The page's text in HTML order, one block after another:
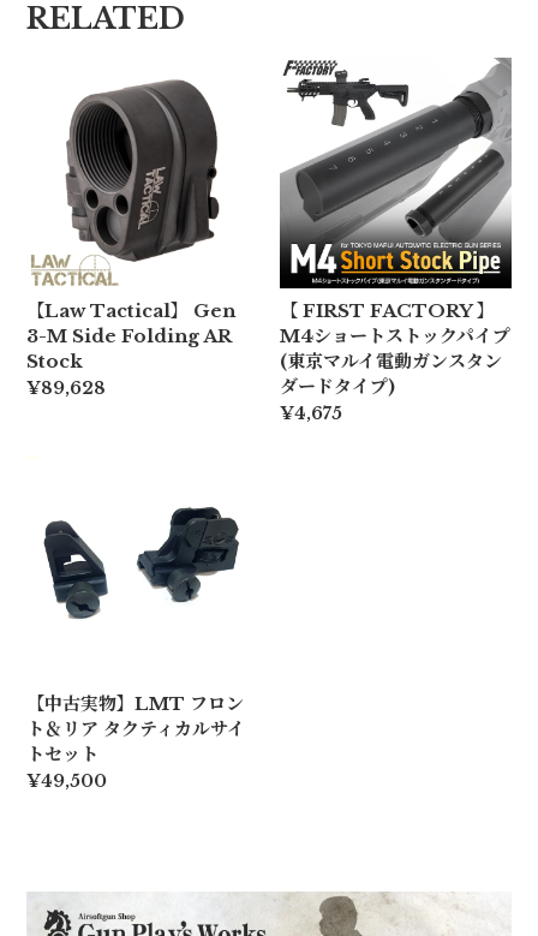
RELATED
【Law Tactical】 Gen
3-M Side Folding AR
Stock
¥89,628
【 FIRST FACTORY 】
M4ショートストックパイプ
(東京マルイ電動ガンスタン
ダードタイプ)
¥4,675
【中古実物】LMT フロン
ト＆リア タクティカルサイ
トセット
¥49,500